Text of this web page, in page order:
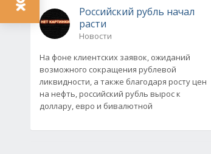
Российский рубль начал
расти
Новости
На фоне клиентских заявок, ожиданий
возможного сокращения рублевой
ликвидности, а также благодаря росту цен
на нефть, российский рубль вырос к
доллару, евро и бивалютной